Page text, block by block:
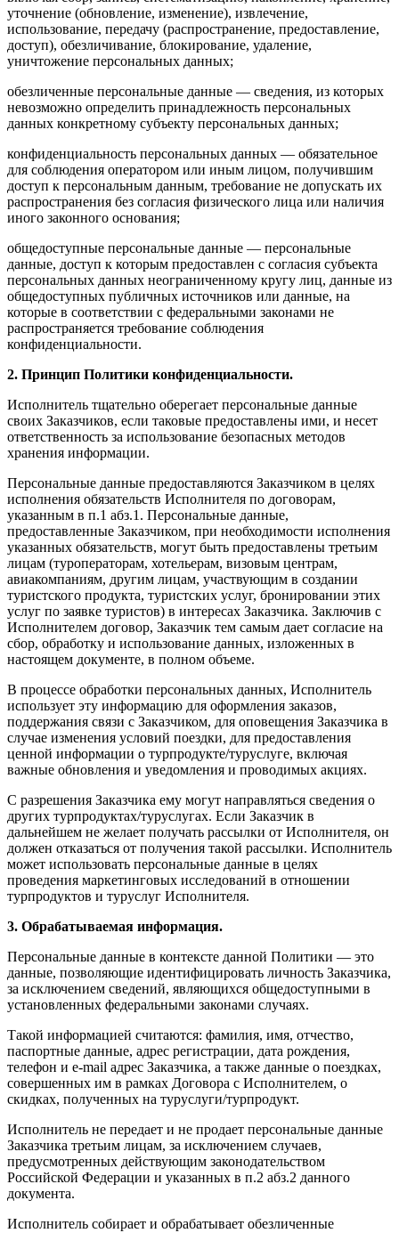
уточнение (обновление, изменение), извлечение,
использование, передачу (распространение, предоставление,
доступ), обезличивание, блокирование, удаление,
уничтожение персональных данных;
обезличенные персональные данные — сведения, из которых
невозможно определить принадлежность персональных
данных конкретному субъекту персональных данных;
конфиденциальность персональных данных — обязательное
для соблюдения оператором или иным лицом, получившим
доступ к персональным данным, требование не допускать их
распространения без согласия физического лица или наличия
иного законного основания;
общедоступные персональные данные — персональные
данные, доступ к которым предоставлен с согласия субъекта
персональных данных неограниченному кругу лиц, данные из
общедоступных публичных источников или данные, на
которые в соответствии с федеральными законами не
распространяется требование соблюдения
конфиденциальности.
2. Принцип Политики конфиденциальности.
Исполнитель тщательно оберегает персональные данные
своих Заказчиков, если таковые предоставлены ими, и несет
ответственность за использование безопасных методов
хранения информации.
Персональные данные предоставляются Заказчиком в целях
исполнения обязательств Исполнителя по договорам,
указанным в п.1 абз.1. Персональные данные,
предоставленные Заказчиком, при необходимости исполнения
указанных обязательств, могут быть предоставлены третьим
лицам (туроператорам, хотельерам, визовым центрам,
авиакомпаниям, другим лицам, участвующим в создании
туристского продукта, туристских услуг, бронировании этих
услуг по заявке туристов) в интересах Заказчика. Заключив с
Исполнителем договор, Заказчик тем самым дает согласие на
сбор, обработку и использование данных, изложенных в
настоящем документе, в полном объеме.
В процессе обработки персональных данных, Исполнитель
использует эту информацию для оформления заказов,
поддержания связи с Заказчиком, для оповещения Заказчика в
случае изменения условий поездки, для предоставления
ценной информации о турпродукте/туруслуге, включая
важные обновления и уведомления и проводимых акциях.
С разрешения Заказчика ему могут направляться сведения о
других турпродуктах/туруслугах. Если Заказчик в
дальнейшем не желает получать рассылки от Исполнителя, он
должен отказаться от получения такой рассылки. Исполнитель
может использовать персональные данные в целях
проведения маркетинговых исследований в отношении
турпродуктов и туруслуг Исполнителя.
3. Обрабатываемая информация.
Персональные данные в контексте данной Политики — это
данные, позволяющие идентифицировать личность Заказчика,
за исключением сведений, являющихся общедоступными в
установленных федеральными законами случаях.
Такой информацией считаются: фамилия, имя, отчество,
паспортные данные, адрес регистрации, дата рождения,
телефон и e-mail адрес Заказчика, а также данные о поездках,
совершенных им в рамках Договора с Исполнителем, о
скидках, полученных на туруслуги/турпродукт.
Исполнитель не передает и не продает персональные данные
Заказчика третьим лицам, за исключением случаев,
предусмотренных действующим законодательством
Российской Федерации и указанных в п.2 абз.2 данного
документа.
Исполнитель собирает и обрабатывает обезличенные